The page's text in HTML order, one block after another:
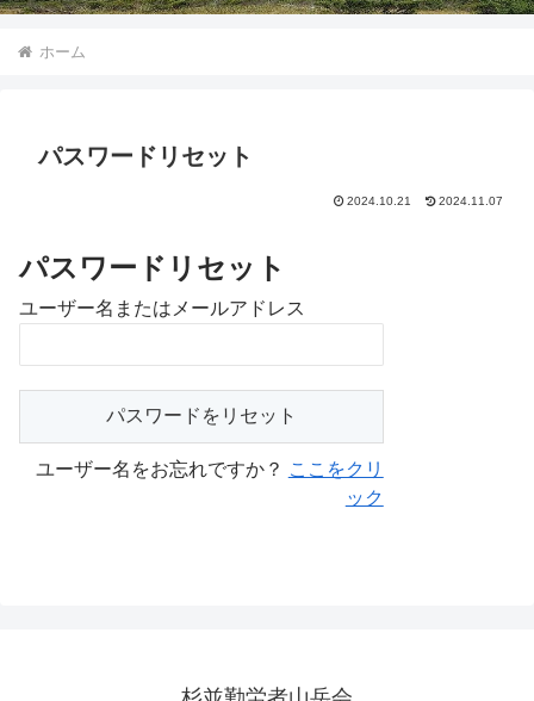
ホーム
パスワードリセット
2024.10.21 2024.11.07
パスワードリセット
ユーザー名またはメールアドレス
ユーザー名をお忘れですか？ ここをクリ
ック